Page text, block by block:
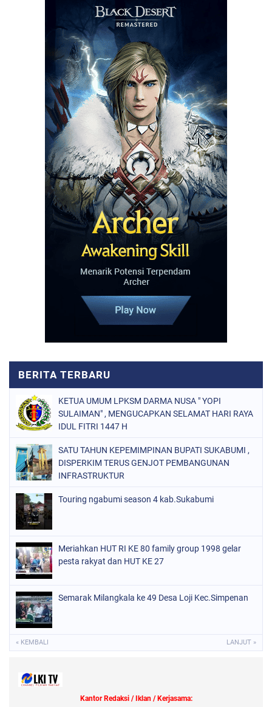
KETUA UMUM LPKSM DARMA NUSA " YOPI
SULAIMAN" , MENGUCAPKAN SELAMAT HARI RAYA
IDUL FITRI 1447 H
SATU TAHUN KEPEMIMPINAN BUPATI SUKABUMI ,
DISPERKIM TERUS GENJOT PEMBANGUNAN
INFRASTRUKTUR
Touring ngabumi season 4 kab.Sukabumi
Meriahkan HUT RI KE 80 family group 1998 gelar
pesta rakyat dan HUT KE 27
Semarak Milangkala ke 49 Desa Loji Kec.Simpenan
« KEMBALI LANJUT »
Kantor Redaksi / Iklan / Kerjasama: